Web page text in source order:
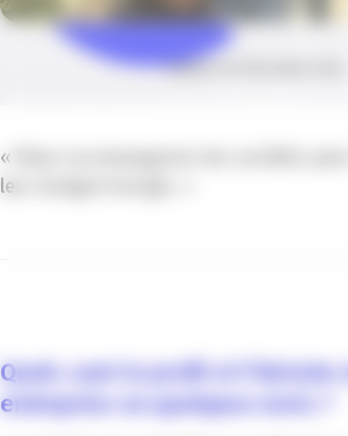
Publié le 03 décembre 2024
« Nous accompagnons les sociétés
leur budget énergie. »
Quels sont le profil et l’histoire
entreprise en quelques mots ?